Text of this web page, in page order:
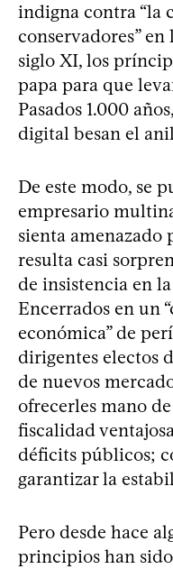
indigna contra “la
conservadores” en
siglo XI, los
papa para que
Pasados 1.000
digital besan el
De este modo, se
empresario
sienta amenazado
resulta casi
de insistencia en
Encerrados en un
económica” de
dirigentes electos
de nuevos
ofrecerles mano
fiscalidad
déficits públicos;
garantizar la
Pero desde hace
principios han